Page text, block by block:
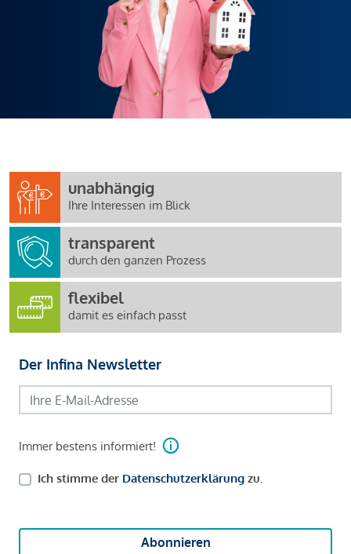
unabhängig
Ihre Interessen im Blick
transparent
durch den ganzen Prozess
flexibel
damit es einfach passt
Der Infina Newsletter
Immer bestens informiert!
Ich stimme der Datenschutzerklärung zu.
Abonnieren